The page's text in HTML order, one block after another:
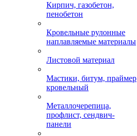
Кирпич, газобетон,
пенобетон
Кровельные рулонные
наплавляемые материалы
Листовой материал
Мастики, битум, праймер
кровельный
Металлочерепица,
профлист, сендвич-
панели